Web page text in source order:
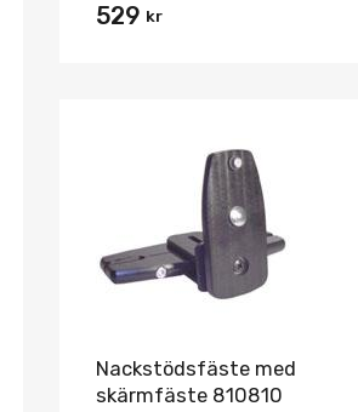
529 kr
Nackstödsfäste med
skärmfäste 810810